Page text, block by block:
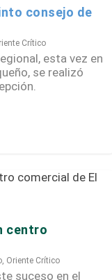
consejo de
Crítico
esta vez en
se realizó
centro
, Oriente Crítico
suceso en el